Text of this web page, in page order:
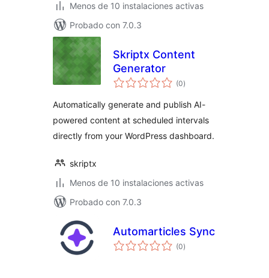
Menos de 10 instalaciones activas
Probado con 7.0.3
Skriptx Content
Generator
(0total
de
)
Automatically generate and publish AI-
powered content at scheduled intervals
directly from your WordPress dashboard.
skriptx
Menos de 10 instalaciones activas
Probado con 7.0.3
Automarticles Sync
(0total
de
)